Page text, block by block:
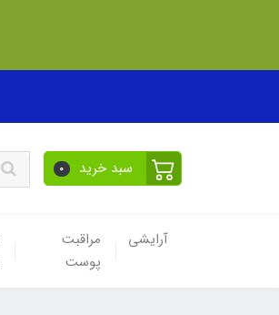
سبد خرید 0
آرایشی
مراقبت
پوست